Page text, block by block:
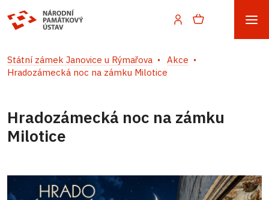
Státní zámek Janovice u Rýmařova
Akce
Hradozámecká noc na zámku Milotice
Hradozámecká noc na zámku
Milotice